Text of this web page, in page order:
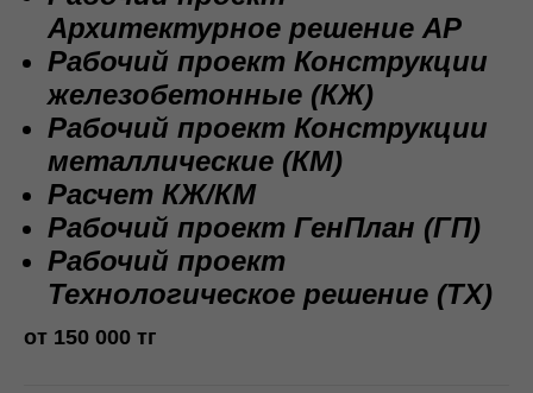
Архитектурное решение АР
Рабочий проект Конструкции
железобетонные (КЖ)
Рабочий проект Конструкции
металлические (КМ)
Расчет КЖ/КМ
Рабочий проект ГенПлан (ГП)
Рабочий проект
Технологическое решение (ТХ)
от 150 000 тг